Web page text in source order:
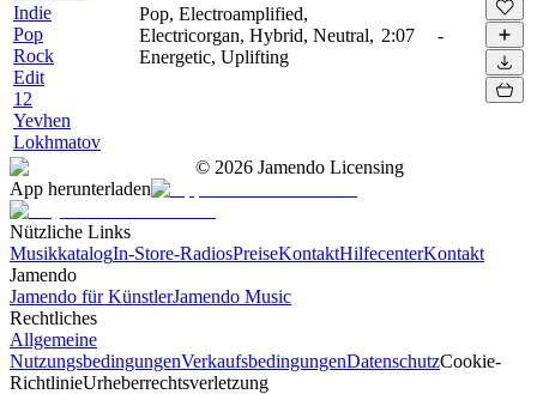
Indie
Pop
Rock
Edit
12
Yevhen
Lokhmatov
Pop, Electroamplified,
Electricorgan, Hybrid, Neutral,
Energetic, Uplifting
2:07 -
© 2026 Jamendo Licensing
App herunterladen
Nützliche Links
MusikkatalogIn-Store-RadiosPreiseKontaktHilfecenterKontakt
Jamendo
Jamendo für KünstlerJamendo Music
Rechtliches
Allgemeine
NutzungsbedingungenVerkaufsbedingungenDatenschutzCookie-
RichtlinieUrheberrechtsverletzung